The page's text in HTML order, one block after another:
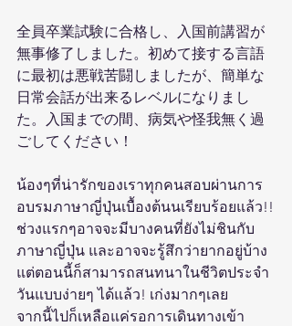
全員卒業試験に合格し、入国前講習が
無事修了しました。初めて接する言語
に最初は悪戦苦闘しましたが、簡単な
日常会話が出来るレベルになりまし
た。入国までの間、病気や怪我無く過
ごしてください！
น้องๆที่น่ารักของเราทุกคนสอบผ่านการ
อบรมภาษาญี่ปุ่นเบื้องต้นนเรียบร้อยแล้ว!!
ช่วงแรกๆอาจจะมีบางคนที่ยังไม่ชินกับ
ภาษาญี่ปุ่น และอาจจะรู้สึกว่ายากอยู่บ้าง
แต่ตอนนี้ก็สามารถสนทนาในชีวิตประจำ
วันแบบง่ายๆ ได้แล้ว! เก่งมากๆเลย
จากนี้ไปก็เหลือแค่รอการเดินทางเข้า